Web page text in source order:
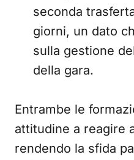
seconda
giorni, un dato
sulla gestione
della gara.
Entrambe le
attitudine a reagire
rendendo la sfida